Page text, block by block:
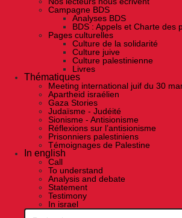
Campagne BDS
Analyses BDS
BDS : Appels et Charte des
Pages culturelles
Culture de la solidarité
Culture juive
Culture palestinienne
Livres
Thématiques
Meeting international juif du 30
Apartheid israélien
Gaza Stories
Judaïsme - Judéité
Sionisme - Antisionisme
Réflexions sur l’antisionisme
Prisonniers palestiniens
Témoignages de Palestine
In english
Call
To understand
Analysis and debate
Statement
Testimony
In israel